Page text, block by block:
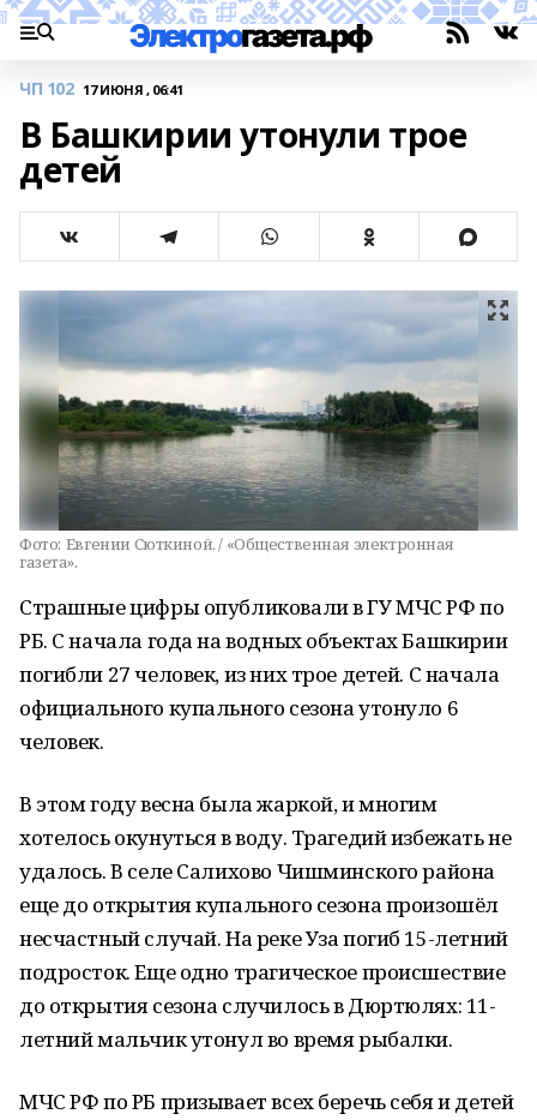
ЧП 102 17 ИЮНЯ , 06:41
В Башкирии утонули трое
детей
Фото: Евгении Сюткиной. / «Общественная электронная
газета».
Страшные цифры опубликовали в ГУ МЧС РФ по
РБ. С начала года на водных объектах Башкирии
погибли 27 человек, из них трое детей. С начала
официального купального сезона утонуло 6
человек.
В этом году весна была жаркой, и многим
хотелось окунуться в воду. Трагедий избежать не
удалось. В селе Салихово Чишминского района
еще до открытия купального сезона произошёл
несчастный случай. На реке Уза погиб 15-летний
подросток. Еще одно трагическое происшествие
до открытия сезона случилось в Дюртюлях: 11-
летний мальчик утонул во время рыбалки.
МЧС РФ по РБ призывает всех беречь себя и детей